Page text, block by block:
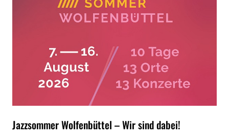
Jazzsommer Wolfenbüttel – Wir sind dabei!